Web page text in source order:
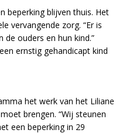
beperking blijven thuis. Het
vervangende zorg. “Er is
ouders en hun kind.”
ernstig gehandicapt kind
het werk van het Liliane
brengen. “Wij steunen
een beperking in 29